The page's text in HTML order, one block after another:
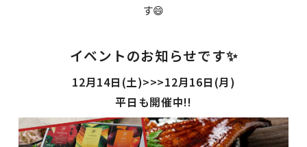
す😄
イベントのお知らせです✨
12月14日(土)>>>12月16日(月)
平日も開催中!!